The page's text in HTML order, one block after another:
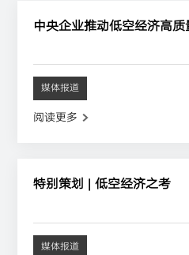
中央企业推动低空经济高
媒体报道
阅读更多
特别策划 | 低空经济之考
媒体报道